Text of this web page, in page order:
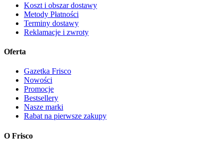
Koszt i obszar dostawy
Metody Płatności
Terminy dostawy
Reklamacje i zwroty
Oferta
Gazetka Frisco
Nowości
Promocje
Bestsellery
Nasze marki
Rabat na pierwsze zakupy
O Frisco